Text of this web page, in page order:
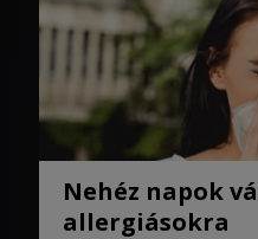
Nehéz napok
allergiásokra